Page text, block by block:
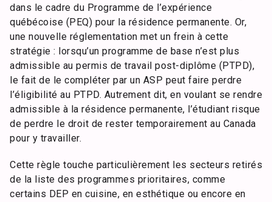
dans le cadre du Programme de l’expérience
québécoise (PEQ) pour la résidence permanente. Or,
une nouvelle réglementation met un frein à cette
stratégie : lorsqu’un programme de base n’est plus
admissible au permis de travail post-diplôme (PTPD),
le fait de le compléter par un ASP peut faire perdre
l’éligibilité au PTPD. Autrement dit, en voulant se rendre
admissible à la résidence permanente, l’étudiant risque
de perdre le droit de rester temporairement au Canada
pour y travailler.
Cette règle touche particulièrement les secteurs retirés
de la liste des programmes prioritaires, comme
certains DEP en cuisine, en esthétique ou encore en